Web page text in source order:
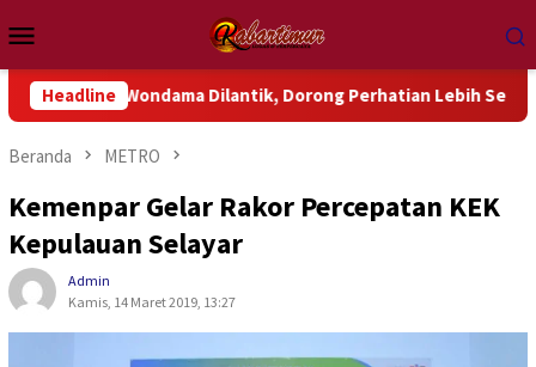
ke
kontenMobile
Headline
Wondama Dilantik, Dorong Perhatian Lebih Serius Terhadap
Beranda METRO
Kemenpar Gelar Rakor Percepatan KEK
Kepulauan Selayar
Admin
Kamis, 14 Maret 2019, 13:27